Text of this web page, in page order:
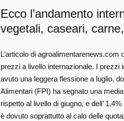
Ecco l’andamento
vegetali, caseari,
L’articolo di
prezzi a livello internazionale. I prezzi
avuto una leggera flessione a luglio,
Alimentari (FPI) ha segnato una
rispetto al livello di giugno, e dell’
è dovuto soprattutto al calo delle